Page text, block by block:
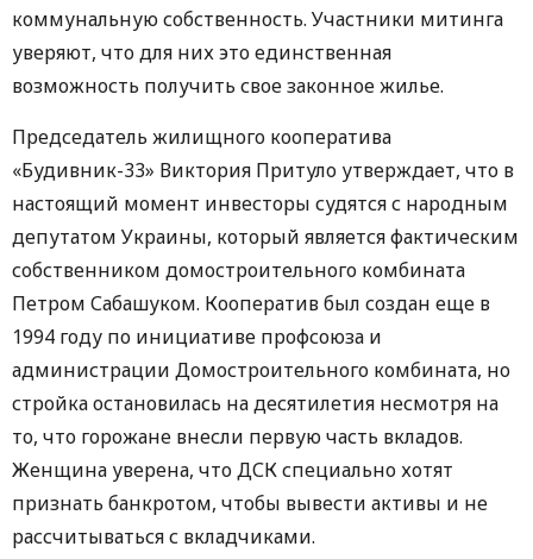
коммунальную собственность. Участники митинга
уверяют, что для них это единственная
возможность получить свое законное жилье.
Председатель жилищного кооператива
«Будивник-33» Виктория Притуло утверждает, что в
настоящий момент инвесторы судятся с народным
депутатом Украины, который является фактическим
собственником домостроительного комбината
Петром Сабашуком. Кооператив был создан еще в
1994 году по инициативе профсоюза и
администрации Домостроительного комбината, но
стройка остановилась на десятилетия несмотря на
то, что горожане внесли первую часть вкладов.
Женщина уверена, что ДСК специально хотят
признать банкротом, чтобы вывести активы и не
рассчитываться с вкладчиками.